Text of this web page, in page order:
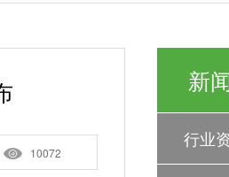
新
行业
10072